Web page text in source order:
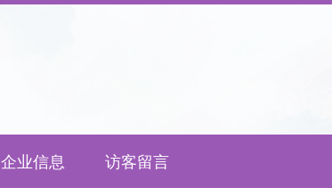
企业信息 访客留言